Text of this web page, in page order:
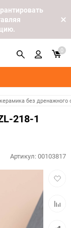
0
без дренажного
218-1
Артикул:00103817